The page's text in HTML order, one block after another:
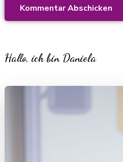
Hallo, ich bin Daniela